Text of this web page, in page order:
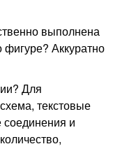
выполнена
Аккуратно
Для
текстовые
соединения и